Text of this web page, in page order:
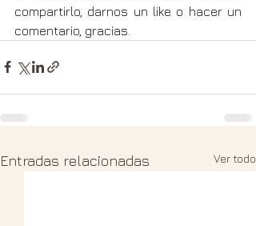
compartirlo, darnos un like o hacer un
comentario, gracias.
Entradas relacionadas Ver todo